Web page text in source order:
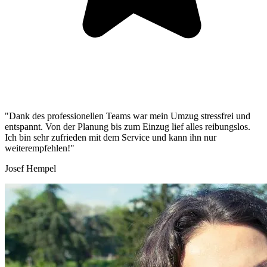
"Dank des professionellen Teams war mein Umzug stressfrei und
entspannt. Von der Planung bis zum Einzug lief alles reibungslos.
Ich bin sehr zufrieden mit dem Service und kann ihn nur
weiterempfehlen!"
Josef Hempel